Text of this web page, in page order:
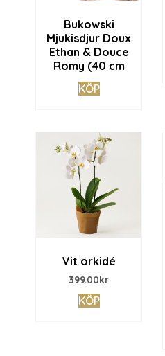
Bukowski
Mjukisdjur Doux
Ethan & Douce
Romy (40 cm
KÖP
Vit orkidé
399.00kr
KÖP